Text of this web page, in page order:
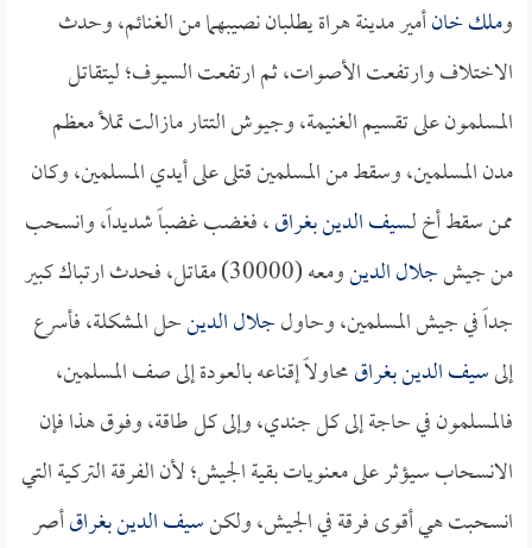
وملك خانأمير مدينة هراة يطلبان نصيبهما من الغنائم، وحدث
الاختلاف وارتفعت الأصوات، ثم ارتفعت السيوف؛ ليتقاتل
المسلمون على تقسيم الغنيمة، وجيوش التتار مازالت تملأ معظم
مدن المسلمين، وسقط من المسلمين قتلى على أيدي المسلمين، وكان
ممن سقط أخ لـسيف الدين بغراق، فغضب غضباً شديداً، وانسحب
من جيشجلال الدين
ومعه (30000) مقاتل، فحدث ارتباك كبير
جداً في جيش المسلمين، وحاولجلال الدينحل المشكلة، فأسرع
إلىسيف الدين بغراقمحاولاً إقناعه بالعودة إلى صف المسلمين،
فالمسلمون في حاجة إلى كل جندي، وإلى كل طاقة، وفوق هذا فإن
الانسحاب سيؤثر على معنويات بقية الجيش؛ لأن الفرقة التركية التي
انسحبت هي أقوى فرقة في الجيش، ولكنسيف الدين بغراقأصر